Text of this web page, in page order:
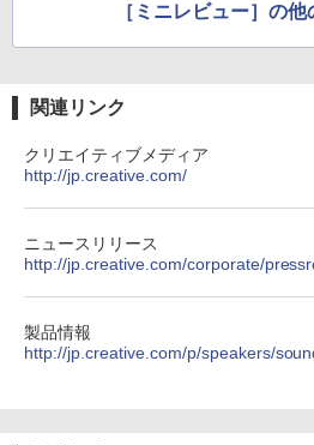
［ミニレビュー］の
関連リンク
クリエイティブメディア
http://jp.creative.com/
ニュースリリース
http://jp.creative.com/corporate/
製品情報
http://jp.creative.com/p/speakers/